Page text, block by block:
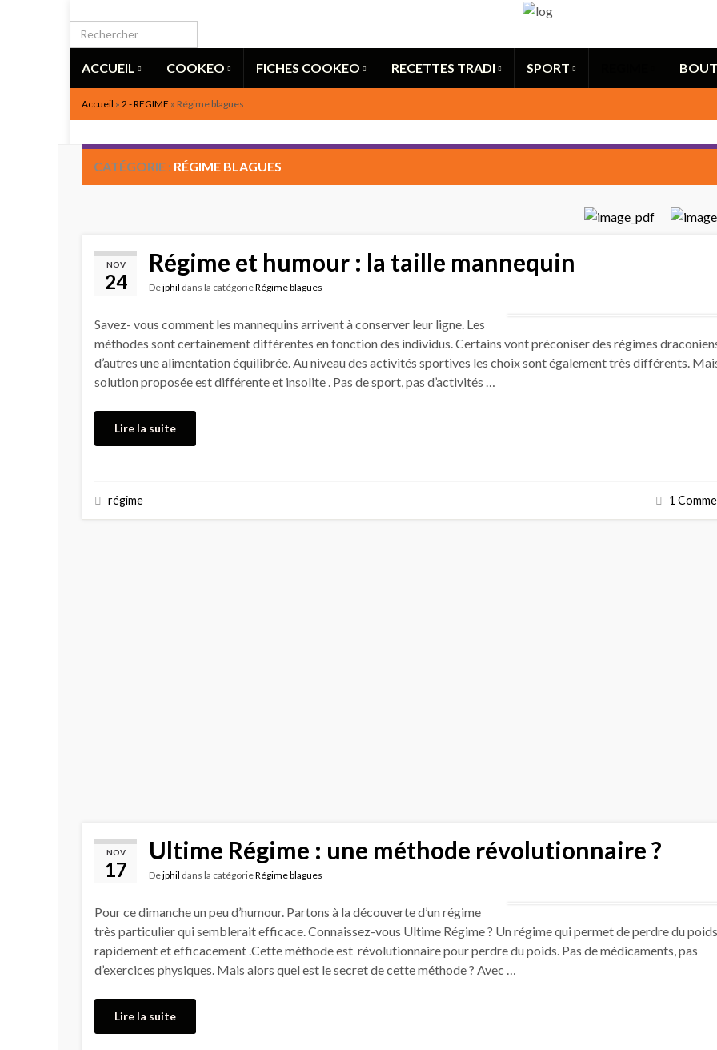
ACCUEIL COOKEO FICHES COOKEO RECETTES TRADI SPORT
Accueil » 2 - REGIME » Régime blagues
CATÉGORIE : RÉGIME BLAGUES
NOV
24
Régime et humour : la taille mannequin
Dejphil dans la catégorieRégime blagues
Savez- vous comment les mannequins arrivent à conserver leur ligne. Les
méthodes sont certainement différentes en fonction des individus. Certains vont préconiser des régimes
d’autres une alimentation équilibrée. Au niveau des activités sportives les choix sont également très différents.
solution proposée est différente et insolite . Pas de sport, pas d’activités …
Lire la suite
régime 1
NOV
17
Ultime Régime : une méthode révolutionnaire ?
Dejphil dans la catégorieRégime blagues
Pour ce dimanche un peu d’humour. Partons à la découverte d’un régime
très particulier qui semblerait efficace. Connaissez-vous Ultime Régime ? Un régime qui permet de perdre du poids
rapidement et efficacement .Cette méthode est révolutionnaire pour perdre du poids. Pas de médicaments, pas
d’exercices physiques. Mais alors quel est le secret de cette méthode ? Avec …
Lire la suite